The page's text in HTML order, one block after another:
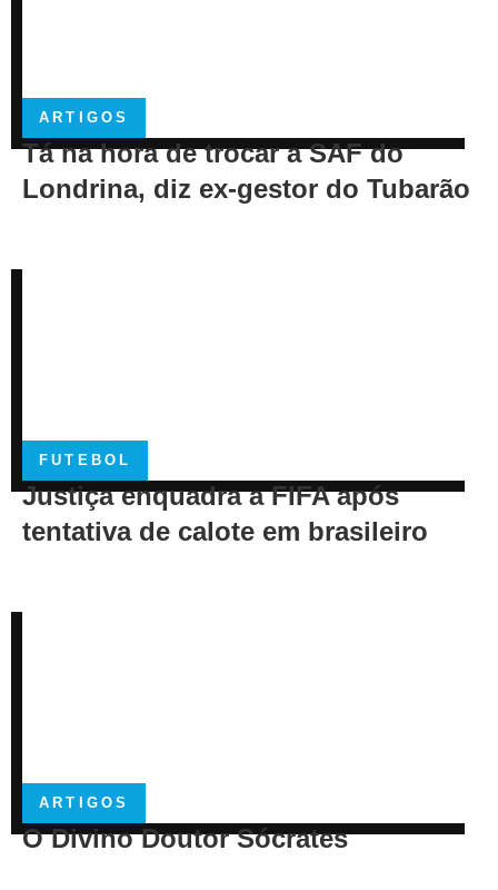
ARTIGOS
Tá na hora de trocar a SAF do
Londrina, diz ex-gestor do Tubarão
FUTEBOL
Justiça enquadra a FIFA após
tentativa de calote em brasileiro
ARTIGOS
O Divino Doutor Sócrates